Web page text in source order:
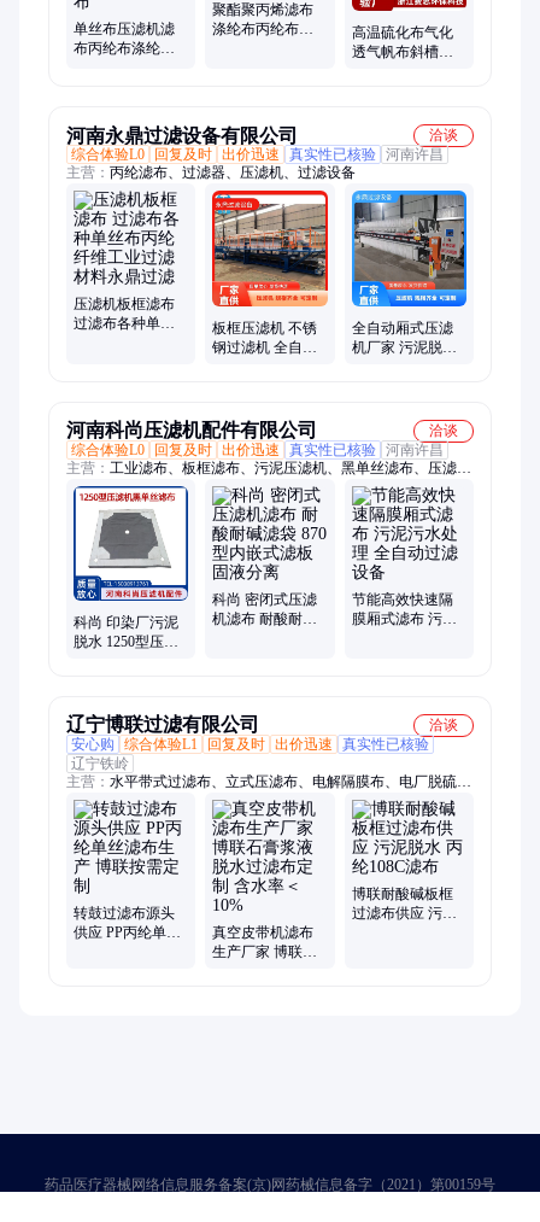
单丝布压滤机滤
布丙纶布涤纶工
聚酯聚丙烯滤布
涤纶布丙纶布
高温硫化布气化
透气帆布斜槽滤
河南永鼎过滤设备有限公司
洽谈
综合体验L0
回复及时 出价迅速 真实性已核验 河南许昌
主营： 丙纶滤布、过滤器、压滤机、过滤设备
压滤机板框滤布
过滤布各种单丝
板框压滤机 不锈
钢过滤机 全自动
全自动厢式压滤
机厂家 污泥脱水
河南科尚压滤机配件有限公司
洽谈
综合体验L0
回复及时 出价迅速 真实性已核验 河南许昌
主营： 工业滤布、板框滤布、污泥压滤机、黑单丝滤布、压滤机
滤布、离心机滤布袋
科尚 印染厂污泥
脱水 1250型压滤
科尚 密闭式压滤
机滤布 耐酸耐碱
节能高效快速隔
膜厢式滤布 污泥
辽宁博联过滤有限公司
洽谈
安心购
综合体验L1 回复及时 出价迅速
真实性已核验
辽宁铁岭
主营： 水平带式过滤布、立式压滤布、电解隔膜布、电厂脱硫网
带、硫化板框滤布、叶滤机滤布
转鼓过滤布源头
供应 PP丙纶单丝
真空皮带机滤布
生产厂家 博联石
博联耐酸碱板框
过滤布供应 污泥
药品医疗器械网络信息服务备案(京)网药械信息备字（2021）第00159号